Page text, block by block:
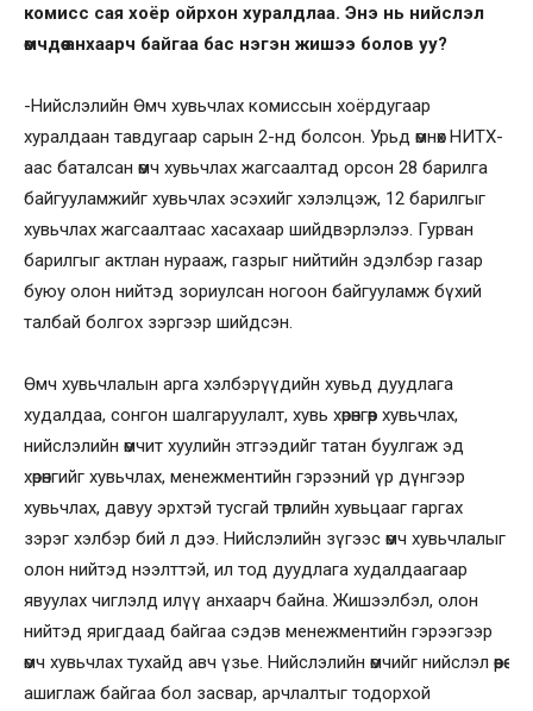
комисс сая хоёр ойрхон хуралдлаа. Энэ нь нийслэл
өмчдөө анхаарч байгаа бас нэгэн жишээ болов уу?
-Нийслэлийн Өмч хувьчлах комиссын хоёрдугаар
хуралдаан тавдугаар сарын 2-нд болсон. Урьд өмнөх НИТХ-
аас баталсан өмч хувьчлах жагсаалтад орсон 28 барилга
байгууламжийг хувьчлах эсэхийг хэлэлцэж, 12 барилгыг
хувьчлах жагсаалтаас хасахаар шийдвэрлэлээ. Гурван
барилгыг актлан нурааж, газрыг нийтийн эдэлбэр газар
буюу олон нийтэд зориулсан ногоон байгууламж бүхий
талбай болгох зэргээр шийдсэн.
Өмч хувьчлалын арга хэлбэрүүдийн хувьд дуудлага
худалдаа, сонгон шалгаруулалт, хувь хөрөнгөөр хувьчлах,
нийслэлийн өмчит хуулийн этгээдийг татан буулгаж эд
хөрөнгийг хувьчлах, менежментийн гэрээний үр дүнгээр
хувьчлах, давуу эрхтэй тусгай төрлийн хувьцааг гаргах
зэрэг хэлбэр бий л дээ. Нийслэлийн зүгээс өмч хувьчлалыг
олон нийтэд нээлттэй, ил тод дуудлага худалдаагаар
явуулах чиглэлд илүү анхаарч байна. Жишээлбэл, олон
нийтэд яригдаад байгаа сэдэв менежментийн гэрээгээр
өмч хувьчлах тухайд авч үзье. Нийслэлийн өмчийг нийслэл өөрөө
ашиглаж байгаа бол засвар, арчлалтыг тодорхой